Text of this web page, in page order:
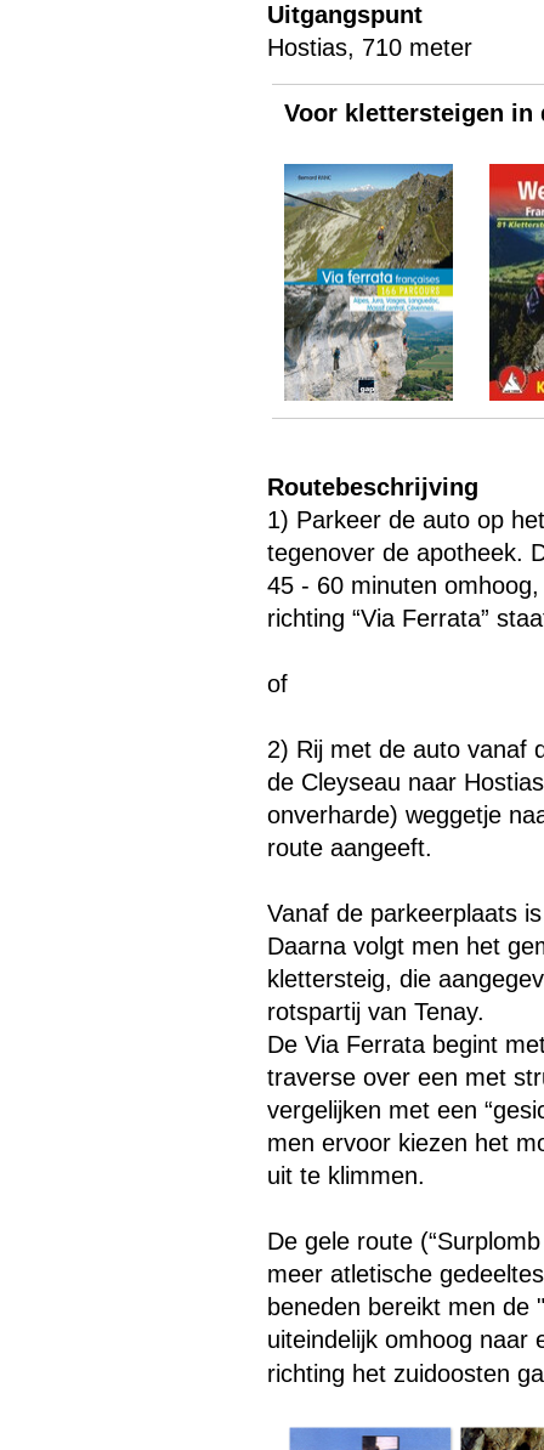
Uitgangspunt
Hostias, 710 meter
Voor klettersteigen in
Routebeschrijving
1) Parkeer de auto op
tegenover de apotheek.
45 - 60 minuten
richting “Via Ferrata”
of
2) Rij met de auto vanaf
de Cleyseau naar
onverharde) weggetje
route aangeeft.
Vanaf de parkeerplaats
Daarna volgt men het
klettersteig, die
rotspartij van Tenay.
De Via Ferrata begint
traverse over een met
vergelijken met een
men ervoor kiezen het
uit te klimmen.
De gele route
meer atletische
beneden bereikt men de
uiteindelijk omhoog naar
richting het zuidoosten